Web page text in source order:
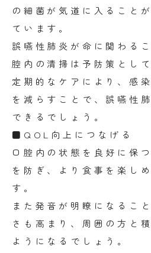
の細菌が気道に入ること
ています。
誤嚥性肺炎が命に関わる
腔内の清掃は予防策とし
定期的なケアにより、感
を減らすことで、誤嚥性
できるでしょう。
■QOL向上につなげる
口腔内の状態を良好に保
を防ぎ、より食事を楽し
す。
また発音が明瞭になるこ
さも高まり、周囲の方と
ようになるでしょう。